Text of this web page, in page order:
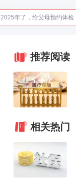
体检前能吃药吗？
2025年了，给父母预约体检
推荐阅读
相关热门